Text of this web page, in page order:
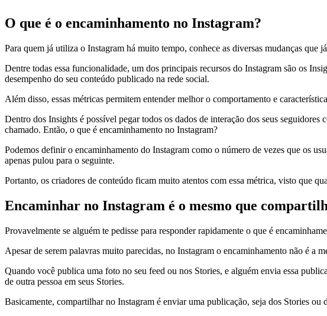
O que é o encaminhamento no Instagram?
Para quem já utiliza o Instagram há muito tempo, conhece as diversas mudanças
Dentre todas essa funcionalidade, um dos principais recursos do Instagram são os
desempenho do seu conteúdo publicado na rede social.
Além disso, essas métricas permitem entender melhor o comportamento e
Dentro dos Insights é possível pegar todos os dados de interação dos seus
chamado. Então, o que é encaminhamento no Instagram?
Podemos definir o encaminhamento do Instagram como o número de vezes que os
apenas pulou para o seguinte.
Portanto, os criadores de conteúdo ficam muito atentos com essa métrica, visto que
Encaminhar no Instagram é o mesmo que
Provavelmente se alguém te pedisse para responder rapidamente o que é
Apesar de serem palavras muito parecidas, no Instagram o encaminhamento não é a
Quando você publica uma foto no seu feed ou nos Stories, e alguém envia essa
de outra pessoa em seus Stories.
Basicamente, compartilhar no Instagram é enviar uma publicação, seja dos Stories